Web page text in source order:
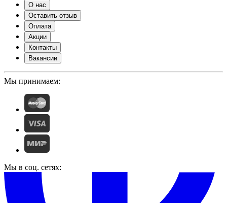
О нас
Оставить отзыв
Оплата
Акции
Контакты
Вакансии
Мы принимаем:
Мы в соц. сетях: